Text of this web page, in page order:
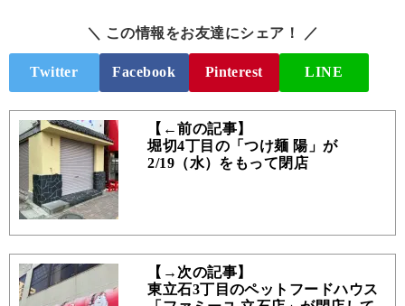
＼ この情報をお友達にシェア！ ／
Twitter Facebook Pinterest LINE
【←前の記事】
堀切4丁目の「つけ麺 陽」が
2/19（水）をもって閉店
【→次の記事】
東立石3丁目のペットフードハウス